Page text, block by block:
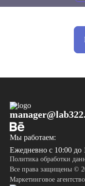
Мы работаем:
Ежедневно с 10:00 до
Политика обработки
Все права защищены ©
Маркетинговое